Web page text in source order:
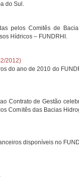
do Sul.
pelos Comitês de
Hídricos – FUNDRHI.
2012)
do ano de 2010 do
Contrato de Gestão
Comitês das Bacias
disponíveis no